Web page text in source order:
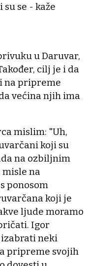
se - kaže
u Daruvar,
cilj je i da
na pripreme
većina njih ima
mislim: "Uh,
koji su
na ozbiljnim
na
ponosom
koji je
ljude moramo
Igor
izabrati neki
pripreme svojih